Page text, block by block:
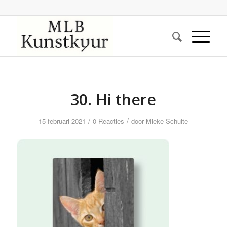
30. Hi there
15 februari 2021 / 0 Reacties / door Mieke Schulte